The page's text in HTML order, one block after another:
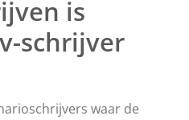
is
schrijver
waar de